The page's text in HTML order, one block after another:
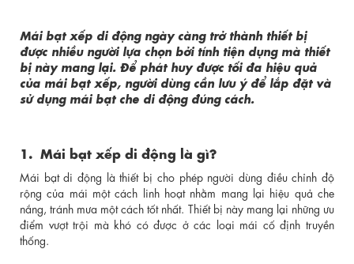
Mái bạt xếp di động ngày càng trở thành thiết bị
được nhiều người lựa chọn bởi tính tiện dụng mà thiết
bị này mang lại. Để phát huy được tối đa hiệu quả
của mái bạt xếp, người dùng cần lưu ý để lắp đặt và
sử dụng mái bạt che di động đúng cách.
1. Mái bạt xếp di động là gì?
Mái bạt di động là thiết bị cho phép người dùng điều chỉnh độ
rộng của mái một cách linh hoạt nhằm mang lại hiệu quả che
nắng, tránh mưa một cách tốt nhất. Thiết bị này mang lại những ưu
điểm vượt trội mà khó có được ở các loại mái cố định truyền
thống.